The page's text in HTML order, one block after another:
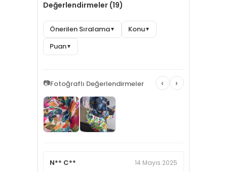
Değerlendirmeler (19)
Önerilen Sıralama▼ Konu▼
Puan▼
📷Fotoğraflı Değerlendirmeler ‹ ›
N** C** 14 Mayıs 2025